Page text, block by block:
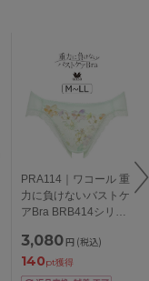
PRA114｜ワコール 重
力に負けないバストケ
アBra BRB414シリー
ーツ M/L/LL
3,080 円 (税込)
140pt獲得